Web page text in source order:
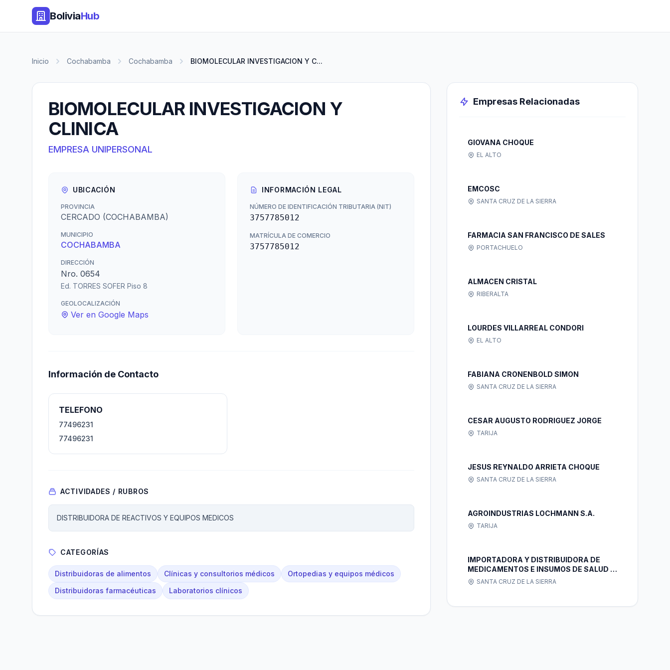
BoliviaHub
Inicio Cochabamba Cochabamba BIOMOLECULAR INVESTIGACION Y C...
BIOMOLECULAR INVESTIGACION Y
CLINICA
EMPRESA UNIPERSONAL
UBICACIÓN
PROVINCIA
CERCADO (COCHABAMBA)
MUNICIPIO
COCHABAMBA
DIRECCIÓN
Nro. 0654
Ed. TORRES SOFER Piso 8
GEOLOCALIZACIÓN
Ver en Google Maps
INFORMACIÓN LEGAL
NÚMERO DE IDENTIFICACIÓN TRIBUTARIA (NIT)
3757785012
MATRÍCULA DE COMERCIO
3757785012
Información de Contacto
TELEFONO
77496231
77496231
ACTIVIDADES / RUBROS
DISTRIBUIDORA DE REACTIVOS Y EQUIPOS MEDICOS
CATEGORÍAS
Distribuidoras de alimentos Clínicas y consultorios médicos
Ortopedias y equipos médicos
Distribuidoras farmacéuticas
Laboratorios clínicos
Empresas Relacionadas
GIOVANA CHOQUE
EL ALTO
EMCOSC
SANTA CRUZ DE LA SIERRA
FARMACIA SAN FRANCISCO DE SALES
PORTACHUELO
ALMACEN CRISTAL
RIBERALTA
LOURDES VILLARREAL CONDORI
EL ALTO
FABIANA CRONENBOLD SIMON
SANTA CRUZ DE LA SIERRA
CESAR AUGUSTO RODRIGUEZ JORGE
TARIJA
JESUS REYNALDO ARRIETA CHOQUE
SANTA CRUZ DE LA SIERRA
AGROINDUSTRIAS LOCHMANN S.A.
TARIJA
IMPORTADORA Y DISTRIBUIDORA DE
MEDICAMENTOS E INSUMOS DE SALUD L
& CSANTA CRUZ DE LA SIERRA